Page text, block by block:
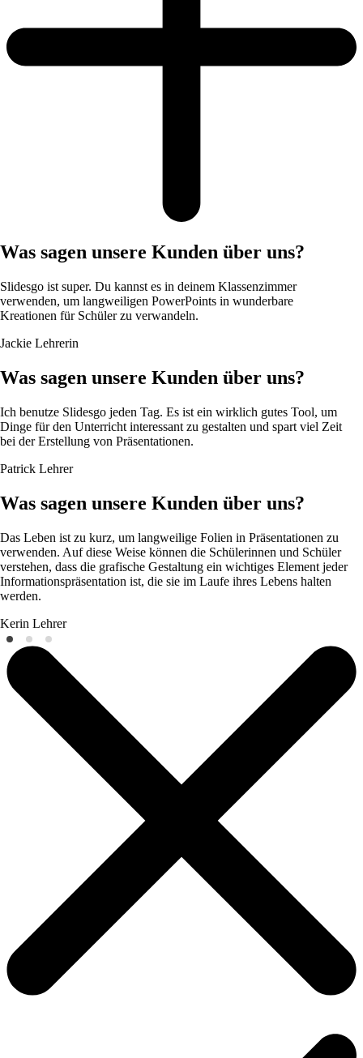
Was sagen unsere Kunden über uns?
Slidesgo ist super. Du kannst es in deinem Klassenzimmer
verwenden, um langweiligen PowerPoints in wunderbare
Kreationen für Schüler zu verwandeln.
Jackie Lehrerin
Was sagen unsere Kunden über uns?
Ich benutze Slidesgo jeden Tag. Es ist ein wirklich gutes Tool, um
Dinge für den Unterricht interessant zu gestalten und spart viel Zeit
bei der Erstellung von Präsentationen.
Patrick Lehrer
Was sagen unsere Kunden über uns?
Das Leben ist zu kurz, um langweilige Folien in Präsentationen zu
verwenden. Auf diese Weise können die Schülerinnen und Schüler
verstehen, dass die grafische Gestaltung ein wichtiges Element jeder
Informationspräsentation ist, die sie im Laufe ihres Lebens halten
werden.
Kerin Lehrer